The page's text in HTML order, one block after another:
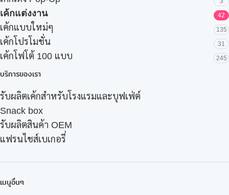
เค้กแต่งงาน 42
เค้กแบบใหม่ๆ 135
เค้กโปรโมชั่น 31
เค้กโฟโต้ 100 แบบ 245
บริการของเรา
รับผลิตเค้กสำหรับโรงแรมและบุฟเฟ่ต์
Snack box
รับผลิตสินค้า OEM
แฟรนไชส์เบเกอรี่
เมนูอื่นๆ